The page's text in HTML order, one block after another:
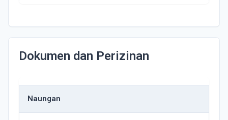
Dokumen dan Perizinan
Naungan